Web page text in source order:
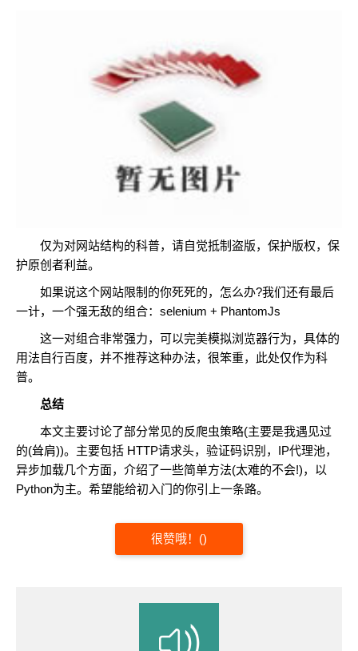
仅为对网站结构的科普，请自觉抵制盗版，保护版权，保
护原创者利益。
如果说这个网站限制的你死死的，怎么办?我们还有最后
一计，一个强无敌的组合：selenium + PhantomJs
这一对组合非常强力，可以完美模拟浏览器行为，具体的
用法自行百度，并不推荐这种办法，很笨重，此处仅作为科
普。
总结
本文主要讨论了部分常见的反爬虫策略(主要是我遇见过
的(耸肩))。主要包括 HTTP请求头，验证码识别，IP代理池，
异步加载几个方面，介绍了一些简单方法(太难的不会!)，以
Python为主。希望能给初入门的你引上一条路。
很赞哦！ ()